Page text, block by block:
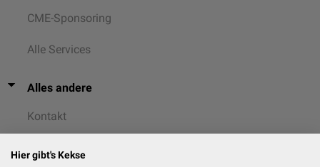
CME-Sponsoring
Alle Services
Alles andere
Kontakt
AGB
Hier gibt's Kekse